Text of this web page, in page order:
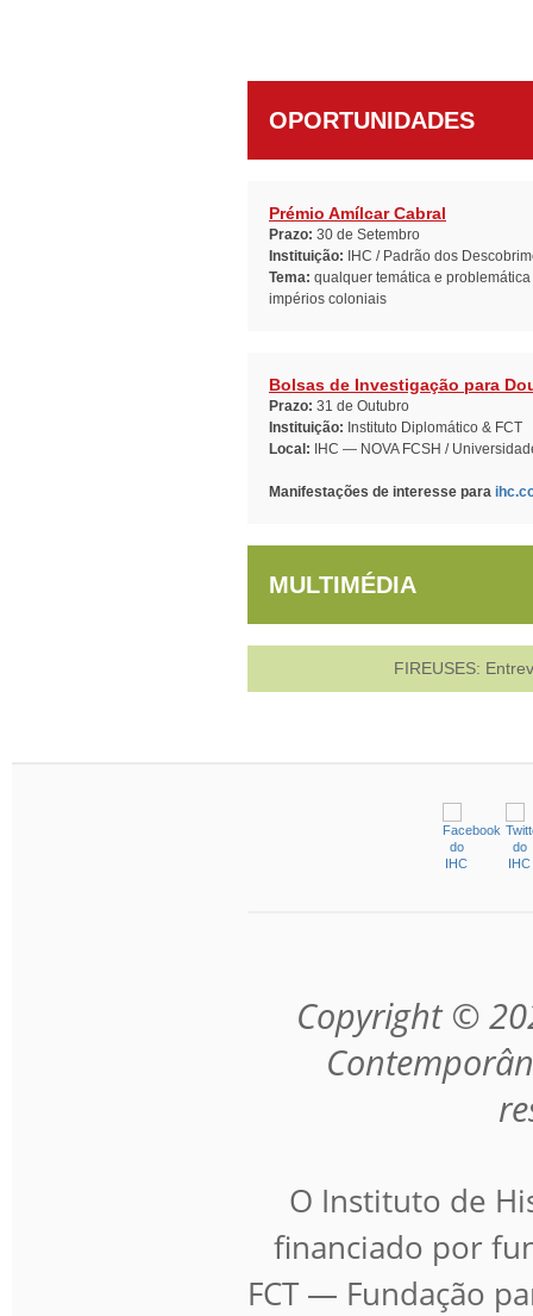
OPORTUNIDADES
Prémio Amílcar Cabral
Prazo: 30 de Setembro
Instituição: IHC / Padrão dos
Tema: qualquer temática e
impérios coloniais
Bolsas de Investigação para
Prazo: 31 de Outubro
Instituição: Instituto Diplomático & FCT
Local: IHC — NOVA FCSH /
Manifestações de interesse para
MULTIMÉDIA
FIREUSES:
Copyright ©
O Instituto de
financiado por
FCT — Fundação